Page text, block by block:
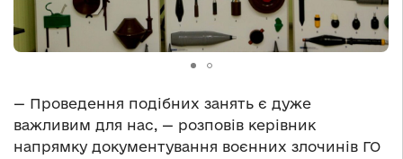
— Проведення подібних занять є дуже
важливим для нас, — розповів керівник
напрямку документування воєнних злочинів ГО